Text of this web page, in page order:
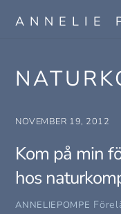
ANNELIE
NOVEMBER 19, 2012
Kom på min
hos
ANNELIEPOMPE